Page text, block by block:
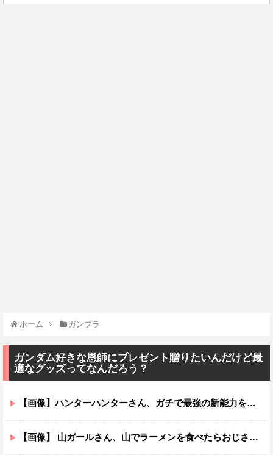
ホーム ガンプラ
ガンダム好きな恩師にプレゼント贈りたいんだけど最
適なグッズってなんだろう？
【画像】ハンターハンターさん、ガチで最強の新能力を登場させてしまうｗｗｗｗｗｗｗ
【画像】 山ガールさん、山でラーメンを食べたらおじさんに怒られるｗｗｗ